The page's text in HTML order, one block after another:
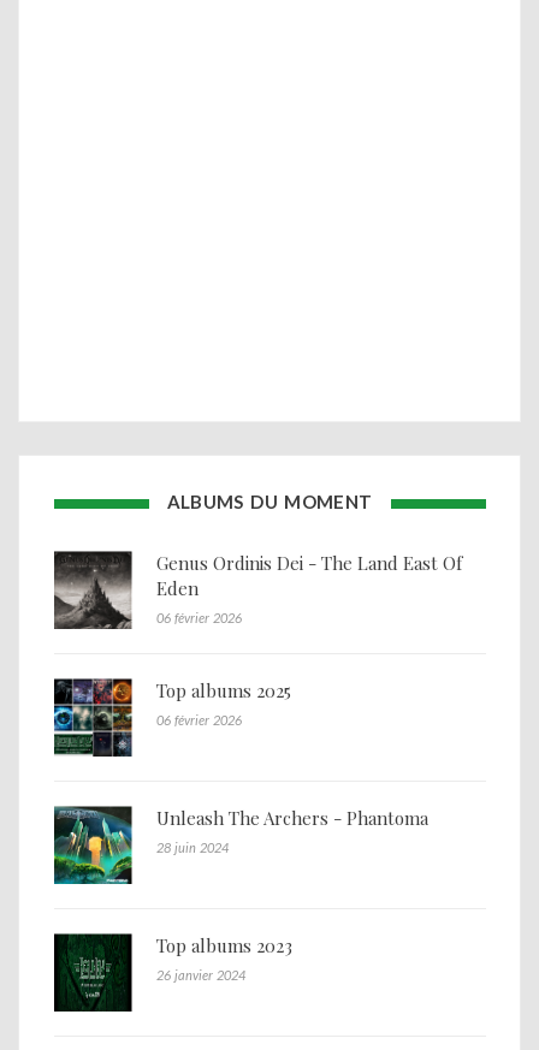
ALBUMS DU MOMENT
Genus Ordinis Dei - The Land East Of
Eden
06 février 2026
Top albums 2025
06 février 2026
Unleash The Archers - Phantoma
28 juin 2024
Top albums 2023
26 janvier 2024